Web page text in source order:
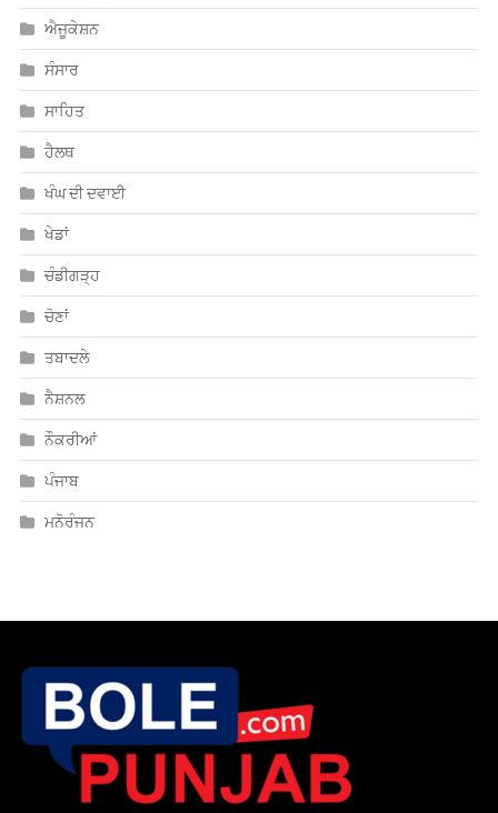
ਐਜੂਕੇਸ਼ਨ
ਸੰਸਾਰ
ਸਾਹਿਤ
ਹੈਲਥ
ਖੰਘ ਦੀ ਦਵਾਈ
ਖੇਡਾਂ
ਚੰਡੀਗੜ੍ਹ
ਚੋਣਾਂ
ਤਬਾਦਲੇ
ਨੈਸ਼ਨਲ
ਨੌਕਰੀਆਂ
ਪੰਜਾਬ
ਮਨੋਰੰਜਨ